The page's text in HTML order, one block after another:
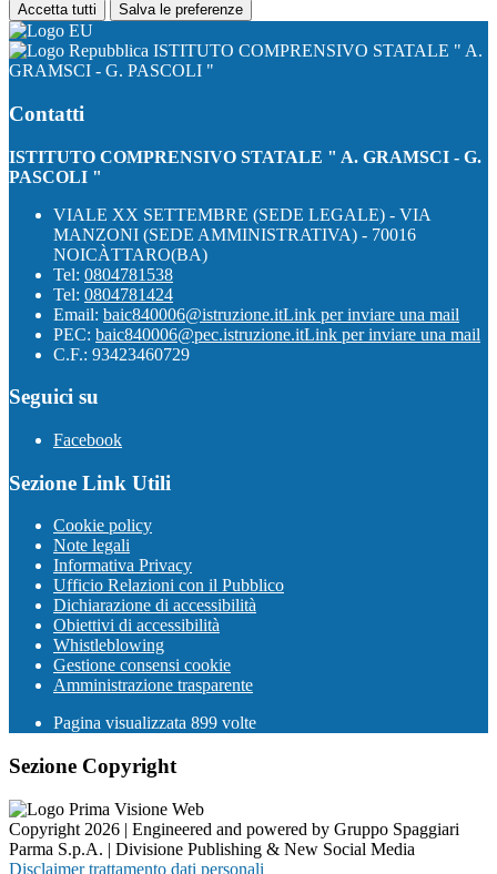
Accetta tutti Salva le preferenze
ISTITUTO COMPRENSIVO STATALE " A.
GRAMSCI - G. PASCOLI "
Contatti
ISTITUTO COMPRENSIVO STATALE " A. GRAMSCI - G.
PASCOLI "
VIALE XX SETTEMBRE (SEDE LEGALE) - VIA
MANZONI (SEDE AMMINISTRATIVA) - 70016
NOICÀTTARO(BA)
Tel: 0804781538
Tel: 0804781424
Email: baic840006@istruzione.itLink per inviare una mail
PEC: baic840006@pec.istruzione.itLink per inviare una mail
C.F.: 93423460729
Seguici su
Facebook
Sezione Link Utili
Cookie policy
Note legali
Informativa Privacy
Ufficio Relazioni con il Pubblico
Dichiarazione di accessibilità
Obiettivi di accessibilità
Whistleblowing
Gestione consensi cookie
Amministrazione trasparente
Pagina visualizzata 899 volte
Sezione Copyright
Copyright 2026 | Engineered and powered by Gruppo Spaggiari
Parma S.p.A. | Divisione Publishing & New Social Media
Disclaimer trattamento dati personali